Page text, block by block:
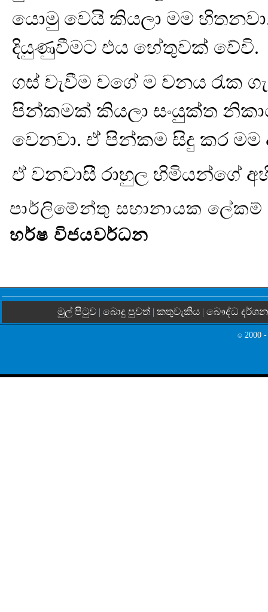
යොමු වෙයි කියලා මම හිතනවා.
දියුණුවීමට එය හේතුවක් වේවි.
ගස් වැවීම වගේ ම වනය රැක
පින්කමක් කියලා සංයුක්ත
වෙනවා. ඒ පින්කම සිදු කර
ඒ වනවාසී රාහුල හිමියන්ගේ
පාර්ලිමේන්තු සභානායක ලේකම්
හර්ෂ විජයවර්ධන
මුල් පිටුව | බොදු පුවත්| කතුවැකිය| බෞද්ධ
© 2000